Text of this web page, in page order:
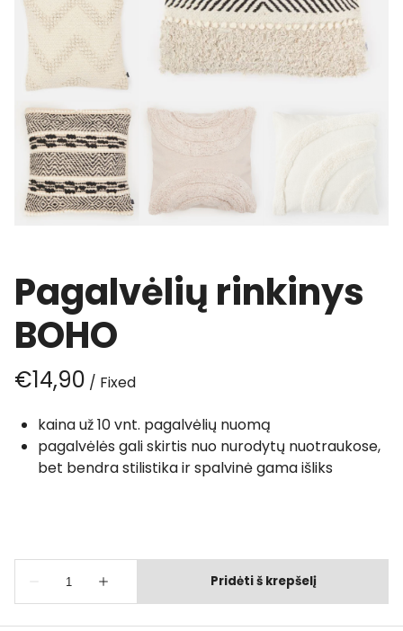
Pagalvėlių rinkinys
BOHO
/
kaina už 10 vnt. pagalvėlių nuomą
pagalvėlės gali skirtis nuo nurodytų nuotraukose,
bet bendra stilistika ir spalvinė gama išliks